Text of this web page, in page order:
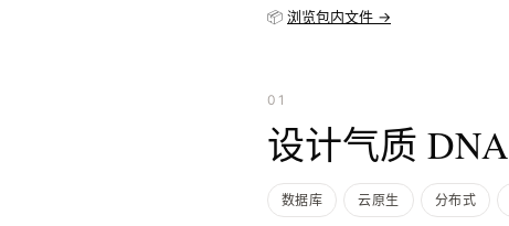
📦 浏览包内文件 →
01
设计气质 DNA
数据库 云原生 分布式